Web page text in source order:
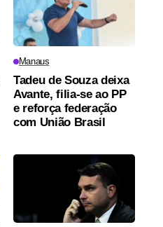
Manaus
Tadeu de Souza deixa
Avante, filia-se ao PP
e reforça federação
com União Brasil